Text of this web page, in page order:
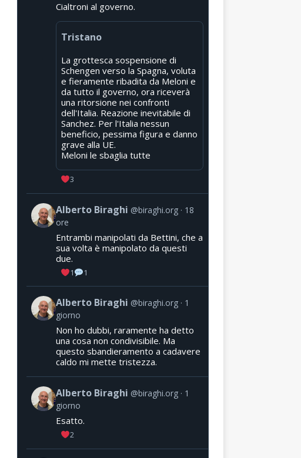
Cialtroni al governo.
Tristano
La grottesca sospensione di
Schengen verso la Spagna, voluta
e fieramente ribadita da Meloni e
da tutto il governo, ora riceverà
una ritorsione nei confronti
dell'Italia. Reazione inevitabile di
Sanchez. Per l'Italia nessun
beneficio, pessima figura e danno
grave alla UE.
Meloni le sbaglia tutte
3
Alberto Biraghi @biraghi.org
18
ore
Entrambi manipolati da Bettini, che a
sua volta è manipolato da questi
due.
1 1
Alberto Biraghi @biraghi.org
1
giorno
Non ho dubbi, raramente ha detto
una cosa non condivisibile. Ma
questo sbandieramento a cadavere
caldo mi mette tristezza.
Alberto Biraghi @biraghi.org
1
giorno
Esatto.
2